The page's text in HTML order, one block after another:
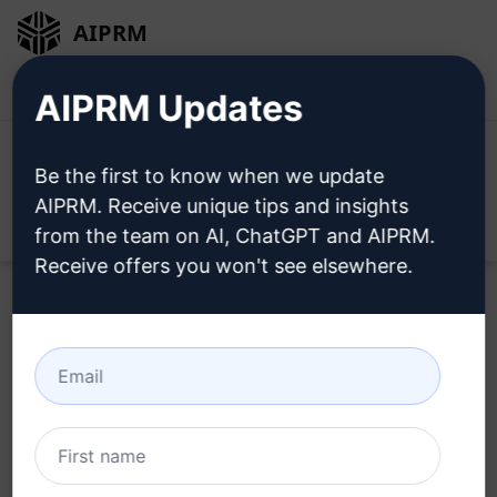
AIPRM
Pruebe este
prompt de
Claudeahora
AIPRM Updates
Be the first to know when we update
AIPRM. Receive unique tips and insights
from the team on AI, ChatGPT and AIPRM.
Receive offers you won't see elsewhere.